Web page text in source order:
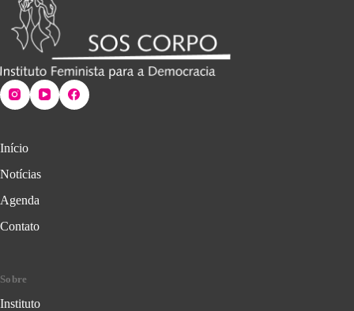
Início
Notícias
Agenda
Contato
Sobre
Instituto